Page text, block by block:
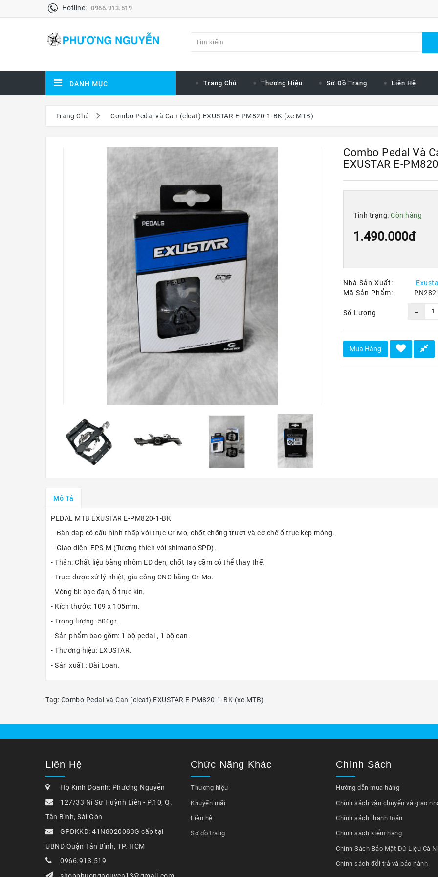
Hotline: 0966.913.519
DANH MỤC Trang Chủ Thương Hiệu Sơ Đồ Trang Liên Hệ
Trang Chủ Combo Pedal và Can (cleat) EXUSTAR E-PM820-1-BK (xe MTB)
Combo Pedal Và
EXUSTAR E-
Tình trạng: Còn hàng
1.490.000đ
Nhà Sản Xuất:
Mã Sản Phẩm:
Số Lượng
Mua Hàng
Mô Tả
PEDAL MTB EXUSTAR E-PM820-1-BK
- Bàn đạp có cấu hình thấp với trục Cr-Mo, chốt chống trượt và cơ chế ổ trục kép mỏng.
- Giao diện: EPS-M (Tương thích với shimano SPD).
- Thân: Chất liệu bằng nhôm ED đen, chốt tay cầm có thể thay thế.
- Trục: được xử lý nhiệt, gia công CNC bằng Cr-Mo.
- Vòng bi: bạc đạn, ổ trục kín.
- Kích thước: 109 x 105mm.
- Trọng lượng: 500gr.
- Sản phẩm bao gồm: 1 bộ pedal , 1 bộ can.
- Thương hiệu: EXUSTAR.
- Sản xuất : Đài Loan.
Tag: Combo Pedal và Can (cleat) EXUSTAR E-PM820-1-BK (xe MTB)
Liên Hệ
Hộ Kinh Doanh: Phương Nguyễn
127/33 Ni Sư Huỳnh Liên - P.10, Q.
Tân Bình, Sài Gòn
GPĐKKD: 41N8020083G cấp tại
UBND Quận Tân Bình, TP. HCM
0966.913.519
shopphuongnguyen13@gmail.com
Chức Năng Khác
Thương hiệu
Khuyến mãi
Liên hệ
Sơ đồ trang
Chính Sách
Hướng dẫn mua hàng
Chính sách vận chuyển và giao
Chính sách thanh toán
Chính sách kiểm hàng
Chính Sách Bảo Mật Dữ Liệu Cá
Chính sách đổi trả và bảo hành